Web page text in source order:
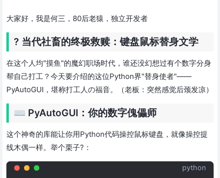
大家好，我是何三，80后老猿，独立开发者
? 当代社畜的终极救赎：键盘鼠标替身文学
在这个人均"摸鱼"的魔幻职场时代，谁还没幻想过有个数字分身
帮自己打工？今天要介绍的这位Python界"替身使者"——
PyAutoGUI，堪称打工人の福音。（老板：突然感觉后颈发凉）
⌨️ PyAutoGUI：你的数字傀儡师
这个神奇的库能让你用Python代码操控鼠标键盘，就像操控提
线木偶一样。举个栗子?：
python